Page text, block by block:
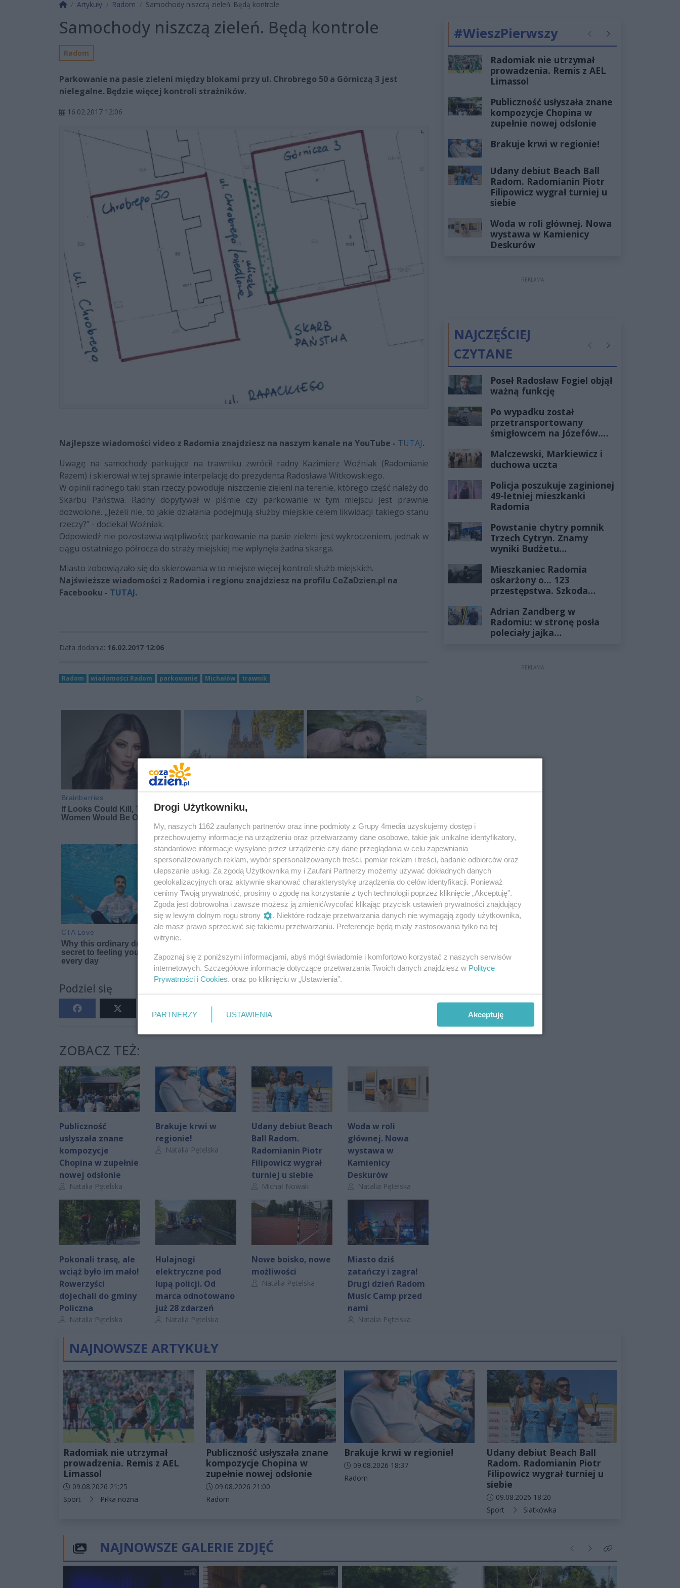
Strona główna
Artykuły Radom Samochody niszczą zieleń. Będą kontrole
Samochody niszczą zieleń. Będą kontrole
Radom
Parkowanie na pasie zieleni między blokami przy ul. Chrobrego 50 a Górniczą 3 jest
nielegalne. Będzie więcej kontroli strażników.
16.02.2017 12:06
Najlepsze wiadomości video z Radomia znajdziesz na naszym kanale na YouTube - TUTAJ.
Uwagę na samochody parkujące na trawniku zwrócił radny Kazimierz Woźniak (Radomianie
Razem) i skierował w tej sprawie interpelację do prezydenta Radosława Witkowskiego.
W opinii radnego taki stan rzeczy powoduje niszczenie zieleni na terenie, którego część należy do
Skarbu Państwa. Radny dopytywał w piśmie czy parkowanie w tym miejscu jest prawnie
dozwolone. „Jeżeli nie, to jakie działania podejmują służby miejskie celem likwidacji takiego stanu
rzeczy?” - dociekał Woźniak.
Odpowiedź nie pozostawia wątpliwości; parkowanie na pasie zieleni jest wykroczeniem, jednak w
ciągu ostatniego półrocza do straży miejskiej nie wpłynęła żadna skarga.
Miasto zobowiązało się do skierowania w to miejsce więcej kontroli służb miejskich.
Najświeższe wiadomości z Radomia i regionu znajdziesz na profilu CoZaDzien.pl na
Facebooku - TUTAJ.
Data dodania: 16.02.2017 12:06
Radom wiadomości Radom parkowanie Michałów trawnik
Podziel się
ZOBACZ TEŻ:
Publiczność
usłyszała znane
kompozycje
Chopina w zupełnie
nowej odsłonie
Autor artykułu:
Natalia Pętelska
Brakuje krwi w
regionie!
Autor artykułu:
Natalia Pętelska
Udany debiut Beach
Ball Radom.
Radomianin Piotr
Filipowicz wygrał
turniej u siebie
Autor artykułu:
Michał Nowak
Woda w roli
głównej. Nowa
wystawa w
Kamienicy
Deskurów
Autor artykułu:
Natalia Pętelska
Pokonali trasę, ale
wciąż było im mało!
Rowerzyści
dojechali do gminy
Policzna
Autor artykułu:
Natalia Pętelska
Hulajnogi
elektryczne pod
lupą policji. Od
marca odnotowano
już 28 zdarzeń
Autor artykułu:
Natalia Pętelska
Nowe boisko, nowe
możliwości
Autor artykułu:
Natalia Pętelska
Miasto dziś
zatańczy i zagra!
Drugi dzień Radom
Music Camp przed
nami
Autor artykułu:
Natalia Pętelska
#WieszPierwszy PoprzednieNastępne
Radomiak nie utrzymał
prowadzenia. Remis z AEL
Limassol
Publiczność usłyszała znane
kompozycje Chopina w
zupełnie nowej odsłonie
Brakuje krwi w regionie!
Udany debiut Beach Ball
Radom. Radomianin Piotr
Filipowicz wygrał turniej u
siebie
Woda w roli głównej. Nowa
wystawa w Kamienicy
Deskurów
REKLAMA
NAJCZĘŚCIEJ
CZYTANE
PoprzednieNastępne
Poseł Radosław Fogiel objął
ważną funkcję
Po wypadku został
przetransportowany
śmigłowcem na Józefów.
żyłach
Malczewski, Markiewicz i
duchowa uczta
Policja poszukuje zaginionej
49-letniej mieszkanki
Radomia
Powstanie chytry pomnik
Trzech Cytryn. Znamy
wyniki Budżetu
Mieszkaniec Radomia
oskarżony o... 123
przestępstwa. Szkoda
złotych
Adrian Zandberg w
Radomiu: w stronę posła
poleciały jajka…
REKLAMA
NAJNOWSZE ARTYKUŁY
Radomiak nie utrzymał
prowadzenia. Remis z AEL
Limassol
Data dodania artykułu:
09.08.2026 21:25
Kategorie artykułu:
Sport Piłka nożna
Publiczność usłyszała znane
kompozycje Chopina w
zupełnie nowej odsłonie
Data dodania artykułu:
09.08.2026 21:00
Kategorie artykułu:
Radom
Brakuje krwi w regionie!
Data dodania artykułu:
09.08.2026 18:37
Kategorie artykułu:
Radom
Udany debiut Beach Ball
Radom. Radomianin Piotr
Filipowicz wygrał turniej u
siebie
Data dodania artykułu:
09.08.2026 18:20
Kategorie artykułu:
Sport Siatkówka
NAJNOWSZE GALERIE ZDJĘĆ Poprzednie
NastępneKliknij aby zobaczyć
Drogi Użytkowniku,
My, naszych 1162 zaufanych partnerów oraz inne podmioty z Grupy 4media uzyskujemy dostęp i
przechowujemy informacje na urządzeniu oraz przetwarzamy dane osobowe, takie jak unikalne identyfikatory,
standardowe informacje wysyłane przez urządzenie czy dane przeglądania w celu zapewniania
spersonalizowanych reklam, wybór spersonalizowanych treści, pomiar reklam i treści, badanie odbiorców oraz
ulepszanie usług. Za zgodą Użytkownika my i Zaufani Partnerzy możemy używać dokładnych danych
geolokalizacyjnych oraz aktywnie skanować charakterystykę urządzenia do celów identyfikacji. Ponieważ
cenimy Twoją prywatność, prosimy o zgodę na korzystanie z tych technologii poprzez kliknięcie „Akceptuję”.
Zgoda jest dobrowolna i zawsze możesz ją zmienić/wycofać klikając przycisk ustawień prywatności znajdujący
się w lewym dolnym rogu strony
. Niektóre rodzaje przetwarzania danych nie wymagają zgody użytkownika,
ale masz prawo sprzeciwić się takiemu przetwarzaniu. Preferencje będą miały zastosowania tylko na tej
witrynie.
Zapoznaj się z poniższymi informacjami, abyś mógł świadomie i komfortowo korzystać z naszych serwisów
internetowych. Szczegółowe informacje dotyczące przetwarzania Twoich danych znajdziesz w Polityce
Prywatności i Cookies . oraz po kliknięciu w „Ustawienia”.
PARTNERZY USTAWIENIA Akceptuję